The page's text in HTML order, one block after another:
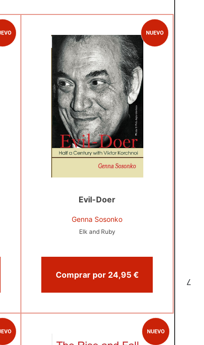
7
Evil-Doer
Genna Sosonko
Elk and Ruby
Comprar por 24,95 €